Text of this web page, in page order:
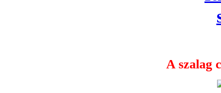
A szalag